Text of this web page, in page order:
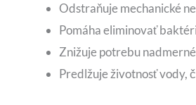
Odstraňuje mechanické
Pomáha eliminovať
Znižuje potrebu
Predlžuje životnosť vody,